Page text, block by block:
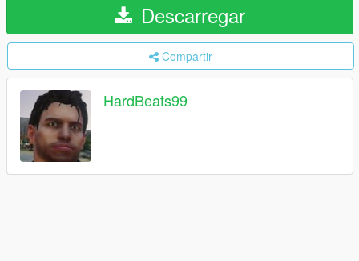
Descarregar
Compartir
HardBeats99